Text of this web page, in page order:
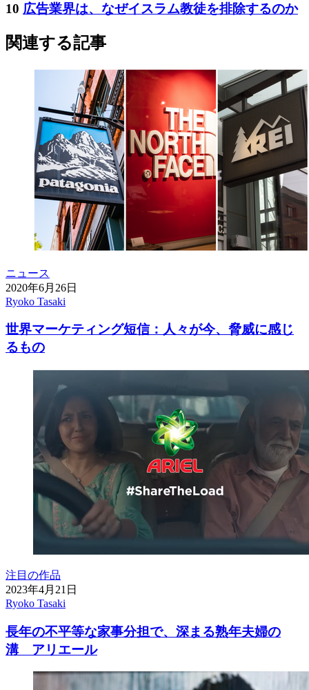
10 広告業界は、なぜイスラム教徒を排除するのか
関連する記事
ニュース
2020年6月26日
Ryoko Tasaki
世界マーケティング短信：人々が今、脅威に感じ
るもの
注目の作品
2023年4月21日
Ryoko Tasaki
長年の不平等な家事分担で、深まる熟年夫婦の
溝 アリエール